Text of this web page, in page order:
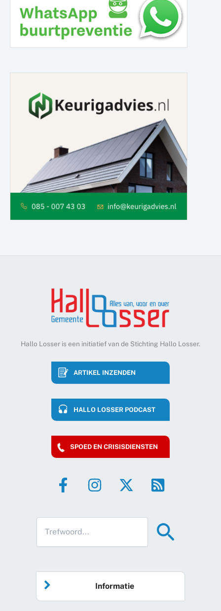
Hallo Losser is een initiatief van de Stichting Hallo Losser.
ARTIKEL INZENDEN
HALLO LOSSER PODCAST
SPOED EN CRISISDIENSTEN
Informatie